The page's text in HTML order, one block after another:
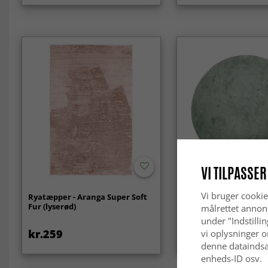
Ryatæpper - Aranga Super Soft
Fur (lyserød)
kr.259
Runde tæpper -
Soft Fur (grøn)
kr.259
VI
Vi bruger
målrettet
under
vi oplysninger
denne
enheds-ID osv.